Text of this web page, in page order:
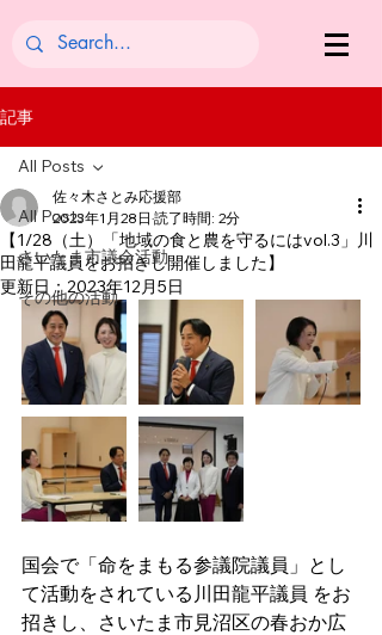
記事
All Posts
さいたま市議会活動
その他の活動
All Posts
【1/28（土）「地域の食と農を守るにはvol.3」川
田龍平議員をお招きし開催しました】
佐々木さとみ応援部
2023年1月28日 読了時間: 2分
更新日：2023年12月5日
国会で「命をまもる参議院議員」とし
て活動をされている川田龍平議員 をお
招きし、さいたま市見沼区の春おか広